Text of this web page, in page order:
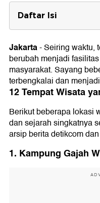
Daftar Isi
12 Tempat
1. Kampung
2. Teater Mobil
3. Snowbay
4. Taman Remaja
5. Taman Festival
6. Taman Ria
8. Taman
9. Kafe Tenda
10. THR Sriwedari
12. Hotel Gantung
Jakarta-Seiring waktu,
berubah menjadi
masyarakat. Sayang
terbengkalai dan
12 Tempat Wisata
Berikut beberapa lokasi
dan sejarah singkatnya
arsip berita detikcom
1. Kampung Gajah